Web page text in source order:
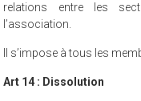
relations entre les
l’association.
Il s’impose à tous les
Art 14 : Dissolution